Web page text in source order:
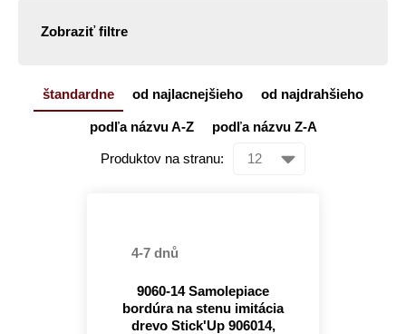
Zobraziť filtre
štandardne od najlacnejšieho od najdrahšieho
podľa názvu A-Z podľa názvu Z-A
Produktov na stranu:
4-7 dnů
9060-14 Samolepiace
bordúra na stenu imitácia
drevo Stick'Up 906014,